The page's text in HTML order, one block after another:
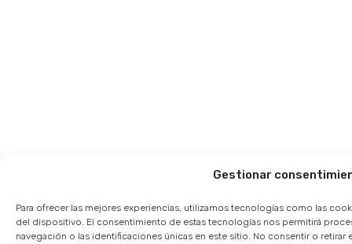
Gestionar
Para ofrecer las mejores experiencias, utilizamos tecnologías como las
del dispositivo. El consentimiento de estas tecnologías nos permitirá
navegación o las identificaciones únicas en este sitio. No consentir o